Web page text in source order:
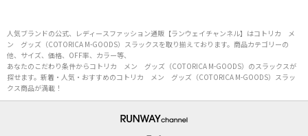
人気ブランドの公式、レディースファッション通販【ランウェイチャンネル】はコトリカ メ
ン グッズ（COTORICA M-GOODS）スラックスを取り揃えております。商品カテゴリーの
他、サイズ、価格、OFF率、カラー等、
あなたのこだわり条件からコトリカ メン グッズ（COTORICA M-GOODS）のスラックスが
探せます。新着・人気・おすすめのコトリカ メン グッズ（COTORICA M-GOODS）スラッ
クス商品が満載！